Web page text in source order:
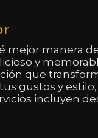
mejor manera
y
que
gustos y
incluyen